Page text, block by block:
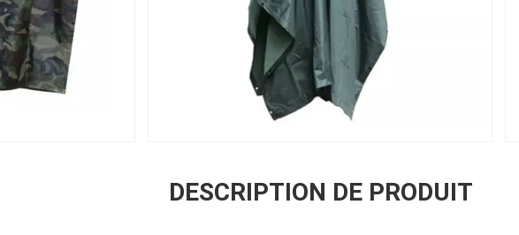
DESCRIPTION DE PRODUIT